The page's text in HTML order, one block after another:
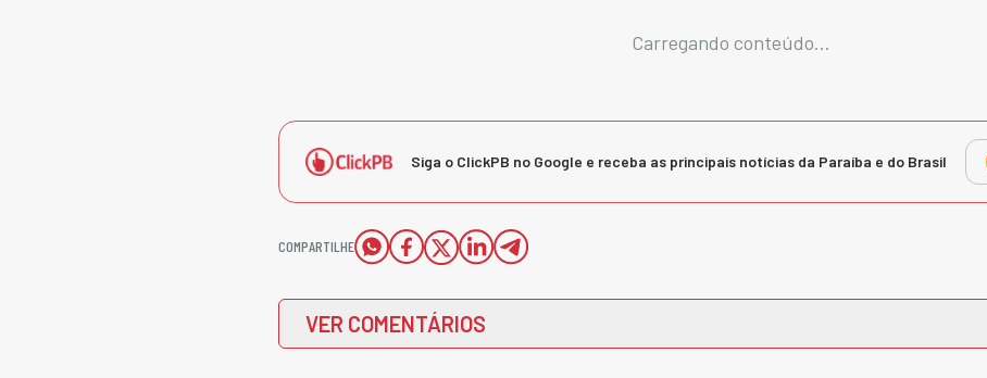
Carregando conteúdo...
Siga o ClickPB no Google e receba as principais notícias da Paraíba e do Brasil
COMPARTILHE
VER COMENTÁRIOS